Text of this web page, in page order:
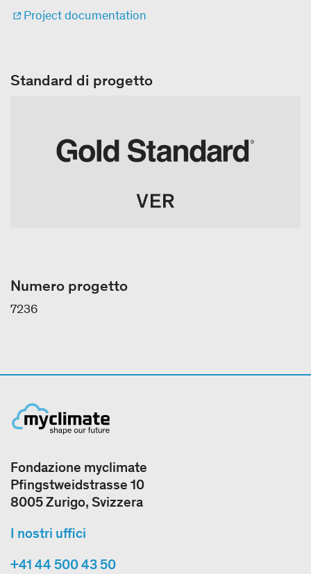
Project documentation
Standard di progetto
Numero progetto
7236
Fondazione myclimate
Pfingstweidstrasse 10
8005 Zurigo, Svizzera
I nostri uffici
+41 44 500 43 50